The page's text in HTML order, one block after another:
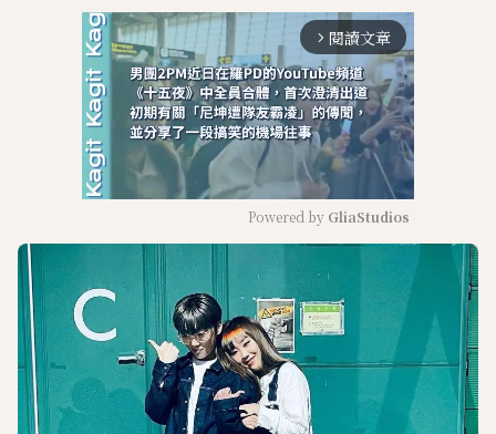
arrow_forward_ios 閱讀文章
t
e
Powered by GliaStudios